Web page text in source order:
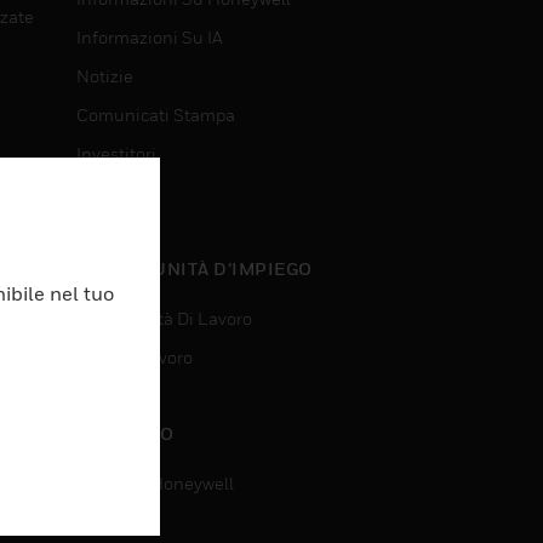
Informazioni Su IA
Notizie
Comunicati Stampa
Investitori
OPPORTUNITÀ D’IMPIEGO
Opportunità Di Lavoro
Ricerca Lavoro
CONTATTO
Contatta Honeywell
nel tuo